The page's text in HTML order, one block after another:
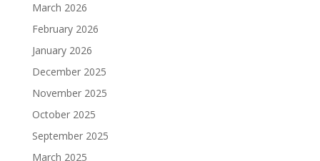
March 2026
February 2026
January 2026
December 2025
November 2025
October 2025
September 2025
March 2025